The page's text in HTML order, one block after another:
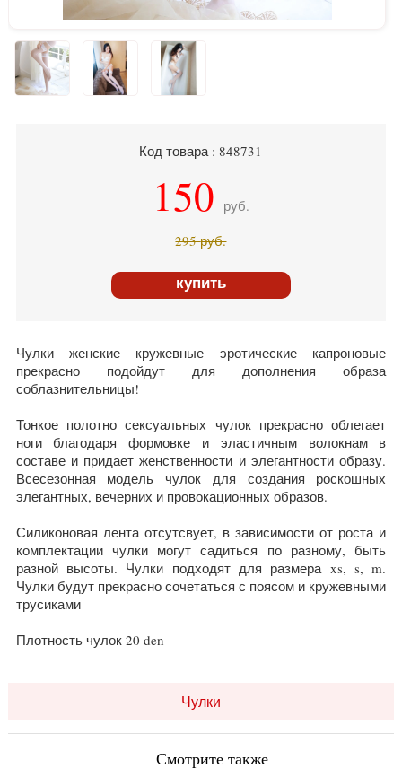
Код товара : 848731
150 руб.
295руб.
купить
Чулки женские кружевные эротические капроновые
прекрасно подойдут для дополнения образа
соблазнительницы!
Тонкое полотно сексуальных чулок прекрасно облегает
ноги благодаря формовке и эластичным волокнам в
составе и придает женственности и элегантности образу.
Всесезонная модель чулок для создания роскошных
элегантных, вечерних и провокационных образов.
Силиконовая лента отсутсвует, в зависимости от роста и
комплектации чулки могут садиться по разному, быть
разной высоты. Чулки подходят для размера xs, s, m.
Чулки будут прекрасно сочетаться с поясом и кружевными
трусиками
Плотность чулок 20 den
Чулки
Смотрите также